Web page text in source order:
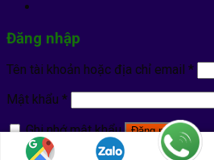
Đăng nhập
Tên tài khoản hoặc địa chỉ email *
Mật khẩu *
Ghi nhớ mật khẩu
Đăng nhập